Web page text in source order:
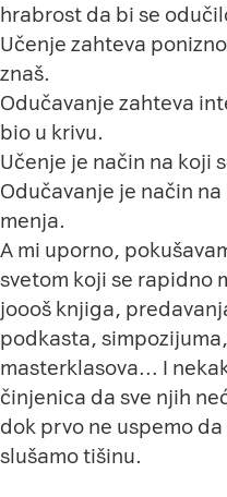
hrabrost da bi se
Učenje zahteva
znaš.
Odučavanje zahteva
bio u krivu.
Učenje je način na koji
Odučavanje je način
menja.
A mi uporno,
svetom koji se rapidno
joooš knjiga,
podkasta,
masterklasova… I
činjenica da sve njih
dok prvo ne uspemo
slušamo tišinu.